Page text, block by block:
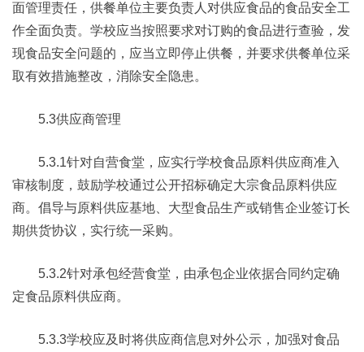
面管理责任，供餐单位主要负责人对供应食品的食品安全工
作全面负责。学校应当按照要求对订购的食品进行查验，发
现食品安全问题的，应当立即停止供餐，并要求供餐单位采
取有效措施整改，消除安全隐患。
5.3供应商管理
5.3.1针对自营食堂，应实行学校食品原料供应商准入
审核制度，鼓励学校通过公开招标确定大宗食品原料供应
商。倡导与原料供应基地、大型食品生产或销售企业签订长
期供货协议，实行统一采购。
5.3.2针对承包经营食堂，由承包企业依据合同约定确
定食品原料供应商。
5.3.3学校应及时将供应商信息对外公示，加强对食品